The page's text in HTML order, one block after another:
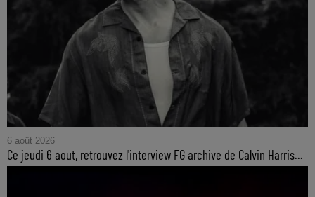
6 août 2026
Ce jeudi 6 aout, retrouvez l'interview FG archive de Calvin Harris...